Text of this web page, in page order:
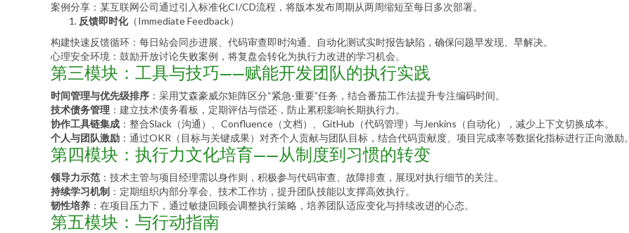
案例分享：某互联网公司通过引入标准化CI/CD流程，将版本发布周期从两周缩短至每日多次部署。
反馈即时化（Immediate Feedback）
构建快速反馈循环：每日站会同步进展、代码审查即时沟通、自动化测试实时报告缺陷，确保问题早发现、早解决。
心理安全环境：鼓励开放讨论失败案例，将复盘会转化为执行力改进的学习机会。
第三模块：工具与技巧——赋能开发团队的执行实践
时间管理与优先级排序 ：采用艾森豪威尔矩阵区分“紧急-重要”任务，结合番茄工作法提升专注编码时间。
技术债务管理 ：建立技术债务看板，定期评估与偿还，防止累积影响长期执行力。
协作工具链集成 ：整合Slack（沟通）、Confluence（文档）、GitHub（代码管理）与Jenkins（自动化），减少上下文切换成本。
个人与团队激励 ：通过OKR（目标与关键成果）对齐个人贡献与团队目标，结合代码贡献度、项目完成率等数据化指标进行正向激励。
第四模块：执行力文化培育——从制度到习惯的转变
领导力示范 ：技术主管与项目经理需以身作则，积极参与代码审查、故障排查，展现对执行细节的关注。
持续学习机制 ：定期组织内部分享会、技术工作坊，提升团队技能以支撑高效执行。
韧性培养 ：在项目压力下，通过敏捷回顾会调整执行策略，培养团队适应变化与持续改进的心态。
第五模块：与行动指南